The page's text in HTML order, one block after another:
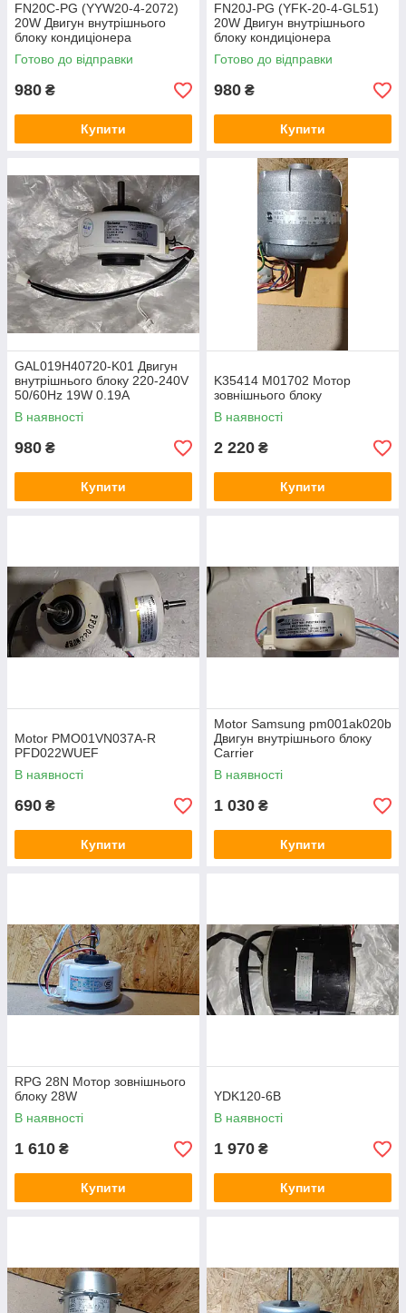
FN20C-PG (YYW20-4-2072)
20W Двигун внутрішнього
блоку кондиціонера
Готово до відправки
980 ₴
Купити
FN20J-PG (YFK-20-4-GL51)
20W Двигун внутрішнього
блоку кондиціонера
Готово до відправки
980 ₴
Купити
GAL019H40720-K01 Двигун
внутрішнього блоку 220-240V
50/60Hz 19W 0.19A
В наявності
980 ₴
Купити
K35414 M01702 Мотор
зовнішнього блоку
В наявності
2 220 ₴
Купити
Motor PMO01VN037A-R
PFD022WUEF
В наявності
690 ₴
Купити
Motor Samsung pm001ak020b
Двигун внутрішнього блоку
Carrier
В наявності
1 030 ₴
Купити
RPG 28N Мотор зовнішнього
блоку 28W
В наявності
1 610 ₴
Купити
YDK120-6B
В наявності
1 970 ₴
Купити